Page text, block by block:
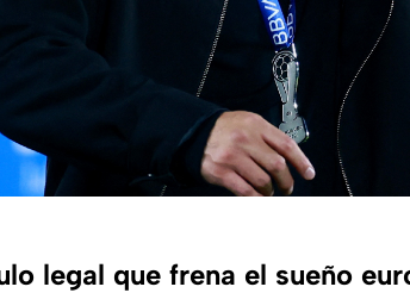
legal que frena el sueño